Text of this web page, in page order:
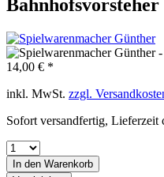
Bahnhofsvorsteher
14,00 € *
inkl. MwSt. zzgl.
Sofort versandfertig, Lieferzeit
In den Warenkorb